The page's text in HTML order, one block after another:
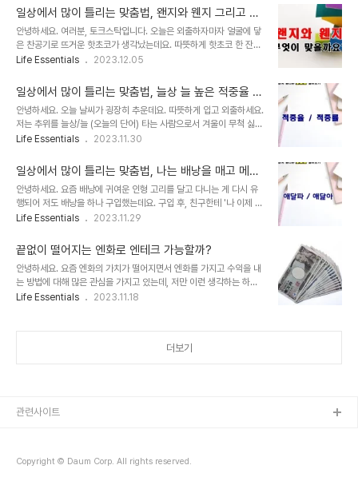
[1] 본 ( ) 이야기..
칠 전, 친구와 마음이 맞지 않는 일이 생겨 지금까지 제게 여파가 있는
것 같아요. 단순하게 나와 그 친구가 성격이 '틀리다/다르다 '라고 인정
하면 되는데, 서로의 말이 맞다며 인정하지 않다 보니 친구에게 불편함
이 느껴져서 아직도 대화를 못 나누겠더라고요. 근데, 여기서 궁금한
건 여러분들은 성격이 틀리다와 다르다의 차이를 아신가요? 정답은 무
게 써야 하는지 모르겠어..
일상에서 많이 틀리는 맞춤법, 왠지와 웬지 그리고 왠
일과 웬일
안녕하세요. 여러분, 토크스탁입니다. 오늘은 외출하자마자 얼굴에 닿
은 찬공기로 뜨거운 핫초코가 생각났는데요. 따뜻하게 핫초코 한 잔을
마시며 오늘의 포스팅을 작성하려고 합니다. 오늘의 포스팅은요. 일상
보았는데요. 여러분들은 왠지와 웬지 그리고 왠일과 웬일을 잘 구분해
서 표기하실 수 있으신가요? 발음이 같아서 저는 항상 헷갈리더라고
요. 그래서 네이버 맞춤법에 검사기를 돌려서 확인 후, 타자를 치는데
더 이상 헷갈리는 일 없도록 준비해 보았으니 저와 함께 알아보도록 해
요. 오늘은 왠지 기분이 좋아 하루 종일 행복할 것 같아. 오늘은 웬지
지'와 '웬지' 중 무엇이 맞을까요..
Life Essentials 2023.12.05
일상에서 많이 틀리는 맞춤법, 늘상 늘 높은 적중율 적
중률을 자랑합니다.
안녕하세요. 오늘 날씨가 굉장히 추운데요. 따뜻하게 입고 외출하세요.
저는 추위를 늘상/늘 (오늘의 단어) 타는 사람으로서 겨울이 무척 싫은
데요. 토크스탁 여러분들은 겨울을 좋아하시나요? 오늘 포스팅도 역시
그럼 알아보러 가보실까요? 질문을 보고 잘 맞춰보세요. 두 개의 단어
중 정답은 어느 것일까요? 1. 적중율(x) / 적중률(o) 정답은 '적중률'입
니다. 받침이 있는 말 다음에는 '률, 렬'로 적고, 'ㄴ'받침이나 모음 뒤
에서는 '율, 열'로 적습니다. 의미로는 '화살 따위가 목표물에 맞는 비
율', '예상이나 추측, 목표 따위가 들어맞는 비율'의 뜻을 갖고 있습니
다..
Life Essentials 2023.11.30
일상에서 많이 틀리는 맞춤법, 나는 배낭을 매고 메고
학교 가요.
안녕하세요. 요즘 배낭에 귀여운 인형 고리를 달고 다니는 게 다시 유
행되어 저도 배낭을 하나 구입했는데요. 구입 후, 친구한테 '나 이제 배
낭 매고 / 메고 출근할 거야.'라고 연락을 하려는데, 순간 문자로 보낼
어떤 것이 맞다고 생각 드시나요? 이렇게 발음은 비슷한데, 단어의 뜻
과 형태가 다르니 헷갈리는 단어가 참 많습니다. 오늘도 헷갈리는 단어
들을 저처럼 틀리지 않기 위해 준비했습니다. 그럼 알아보러 가보실까
요? 1. 애달파(o) / 애닲아(x) 정답은 '애달파'입니다. '애닯으니, 애닯
아서'등의 활용형이 쓰이는 일이 없어 고어로 처리하고, '애달파'를 표
Life Essentials 2023.11.29
끝없이 떨어지는 엔화로 엔테크 가능할까?
안녕하세요. 요즘 엔화의 가치가 떨어지면서 엔화를 가지고 수익을 내
는 방법에 대해 많은 관심을 가지고 있는데, 저만 이런 생각하는 하는
것이 아니겠죠? 글을 쓰고 있는 11월 8일 자 현재 시점으로 검색했을
원에서 860원대까지 떨어졌는데요. * 공매도 : 주식이나 채권을 가지
: 한시적..
Life Essentials 2023.11.18
더보기
Copyright © Daum Corp. All rights reserved.
관련사이트